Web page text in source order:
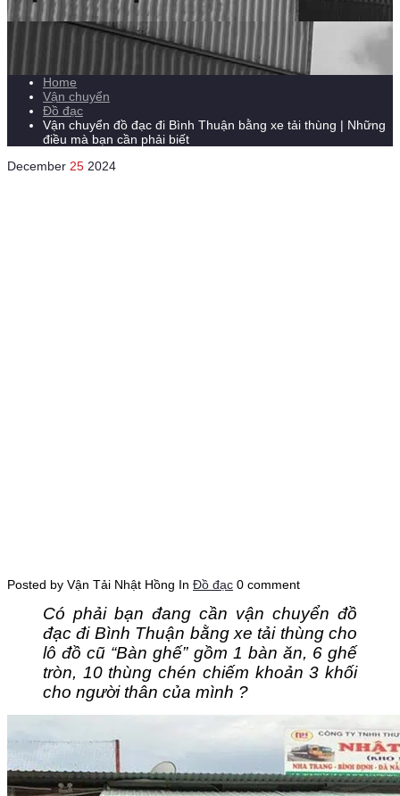
Home
Vận chuyển
Đồ đạc
Vận chuyển đồ đạc đi Bình Thuận bằng xe tải thùng | Những
điều mà bạn cần phải biết
December 25 2024
Posted by Vận Tải Nhật Hồng In Đồ đạc 0 comment
Có phải bạn đang cần vận chuyển đồ
đạc đi Bình Thuận bằng xe tải thùng cho
lô đồ cũ “Bàn ghế” gồm 1 bàn ăn, 6 ghế
tròn, 10 thùng chén chiếm khoản 3 khối
cho người thân của mình ?